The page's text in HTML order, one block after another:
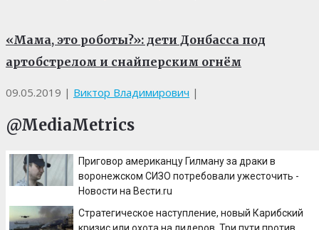
«Мама, это роботы?»: дети Донбасса под
артобстрелом и снайперским огнём
09.05.2019 | Виктор Владимирович |
@MediaMetrics
Приговор американцу Гилману за драки в
воронежском СИЗО потребовали ужесточить -
Новости на Вести.ru
Стратегическое наступление, новый Карибский